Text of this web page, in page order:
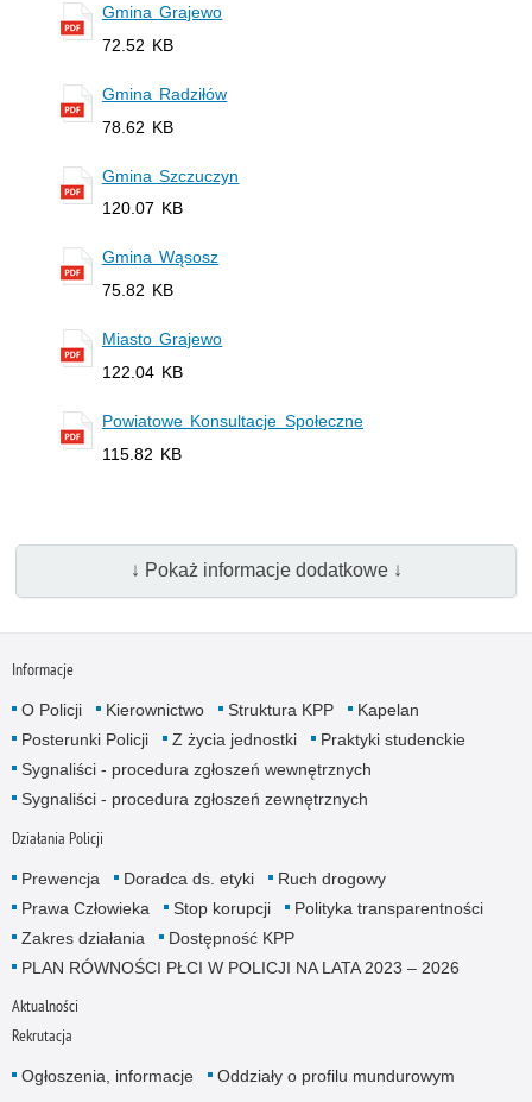
Gmina Grajewo
72.52 KB
Gmina Radziłów
78.62 KB
Gmina Szczuczyn
120.07 KB
Gmina Wąsosz
75.82 KB
Miasto Grajewo
122.04 KB
Powiatowe Konsultacje Społeczne
115.82 KB
↓ Pokaż informacje dodatkowe ↓
Informacje
O Policji Kierownictwo Struktura KPP
Kapelan
Posterunki Policji
Z życia jednostki
Praktyki studenckie
Sygnaliści - procedura zgłoszeń wewnętrznych
Sygnaliści - procedura zgłoszeń zewnętrznych
Działania Policji
Prewencja Doradca ds. etyki
Ruch drogowy
Prawa Człowieka
Stop korupcji
Polityka transparentności
Zakres działania
Dostępność KPP
PLAN RÓWNOŚCI PŁCI W POLICJI NA LATA 2023 – 2026
Aktualności
Rekrutacja
Ogłoszenia, informacje Oddziały o profilu mundurowym